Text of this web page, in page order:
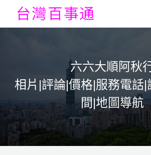
六六大順阿秋
相片|評論|價格|服務電話|
間|地圖導航